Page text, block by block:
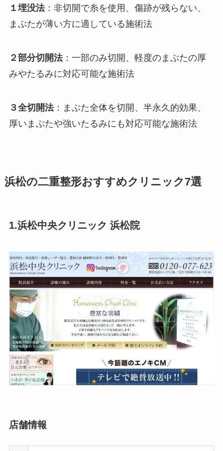
１埋没法：非切開で糸を使用、傷跡が残らない、
まぶたが薄い方に適している施術法
２部分切開法：一部のみ切開、軽度のまぶたの厚
みやたるみに対応可能な施術法
３全切開法：まぶた全体を切開、半永久的効果、
厚いまぶたや強いたるみにも対応可能な施術法
浜松の二重整形おすすめクリニック7選
1.浜松中央クリニック 浜松院
店舗情報